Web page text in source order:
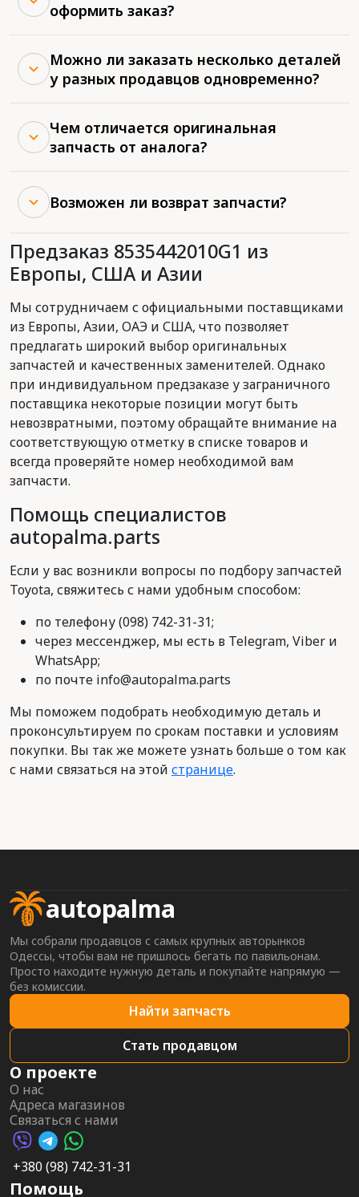
оформить заказ?
Можно ли заказать несколько деталей
у разных продавцов одновременно?
Чем отличается оригинальная
запчасть от аналога?
Возможен ли возврат запчасти?
Предзаказ 8535442010G1 из
Европы, США и Азии
Мы сотрудничаем с официальными поставщиками
из Европы, Азии, ОАЭ и США, что позволяет
предлагать широкий выбор оригинальных
запчастей и качественных заменителей. Однако
при индивидуальном предзаказе у заграничного
поставщика некоторые позиции могут быть
невозвратными, поэтому обращайте внимание на
соответствующую отметку в списке товаров и
всегда проверяйте номер необходимой вам
запчасти.
Помощь специалистов
autopalma.parts
Если у вас возникли вопросы по подбору запчастей
Toyota, свяжитесь с нами удобным способом:
по телефону (098) 742-31-31;
через мессенджер, мы есть в Telegram, Viber и
WhatsApp;
по почте info@autopalma.parts
Мы поможем подобрать необходимую деталь и
проконсультируем по срокам поставки и условиям
покупки. Вы так же можете узнать больше о том как
с нами связаться на этой странице.
autopalma
Мы собрали продавцов с самых крупных авторынков
Одессы, чтобы вам не пришлось бегать по павильонам.
Просто находите нужную деталь и покупайте напрямую —
без комиссии.
Найти запчасть
Стать продавцом
О проекте
О нас
Адреса магазинов
Связаться с нами
Viber AutoPalma
Telegram AutoPalma
WhatsApp AutoPalma
+380 (98) 742-31-31
Помощь